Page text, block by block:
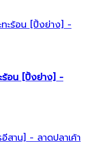
ร้อน [ปิ้งย่าง] -